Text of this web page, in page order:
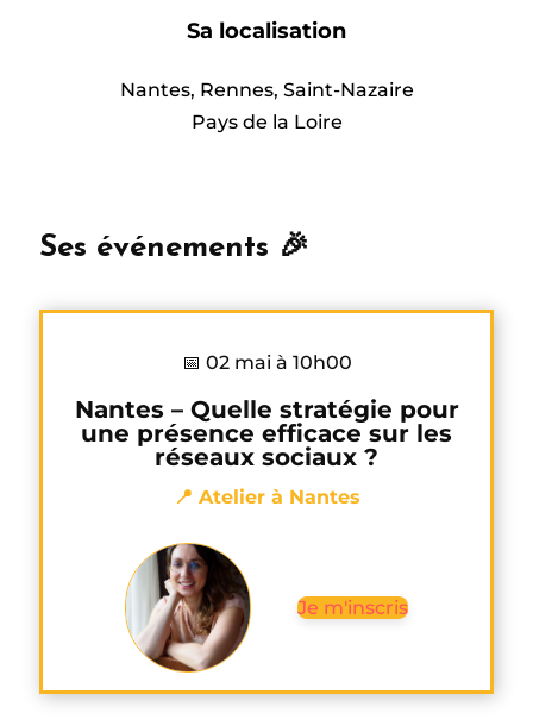
Sa localisation
Nantes, Rennes, Saint-Nazaire
Pays de la Loire
Ses événements 🎉
📅 02 mai à 10h00
Nantes – Quelle stratégie pour
une présence efficace sur les
réseaux sociaux ?
📍 Atelier à Nantes
Je m'inscris